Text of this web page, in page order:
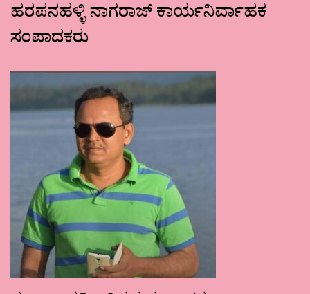
ಹರಪನಹಳ್ಳಿ ನಾಗರಾಜ್ ಕಾರ್ಯನಿರ್ವಾಹಕ
ಸಂಪಾದಕರು